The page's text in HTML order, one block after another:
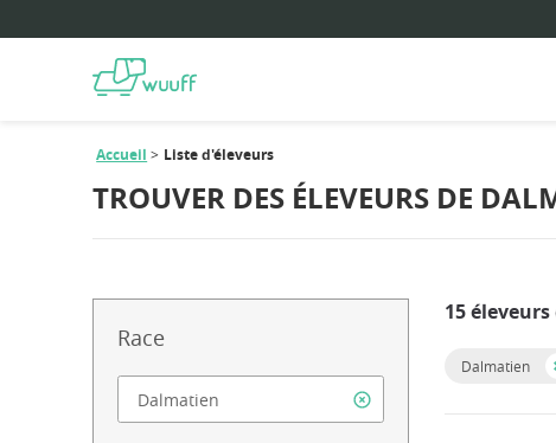
Accueil Liste d'éleveurs
TROUVER DES ÉLEVEURS DE
Race
15
Dalmatien